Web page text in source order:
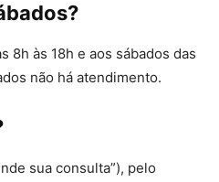
8h às 18h e aos sábados das
não há atendimento.
sua consulta”), pelo